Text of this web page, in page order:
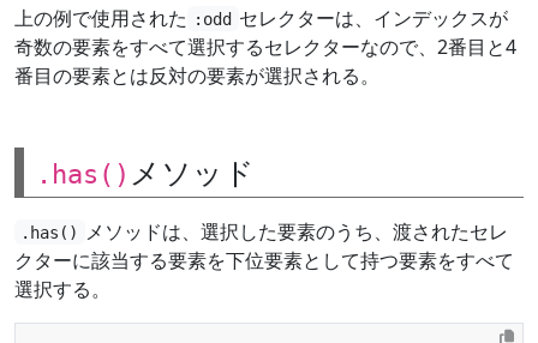
上の例で使用された
:odd セレクターは、インデックスが
奇数の要素をすべて選択するセレクターなので、2番目と4
番目の要素とは反対の要素が選択される。
.has() メソッド
.has()
メソッドは、選択した要素のうち、渡されたセレ
クターに該当する要素を下位要素として持つ要素をすべて
選択する。